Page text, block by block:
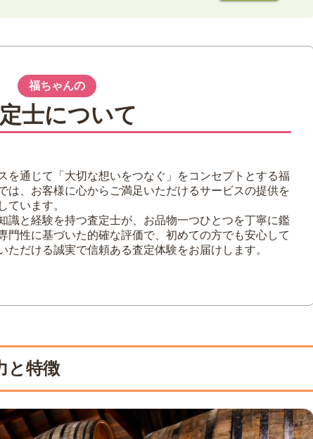
その価値
好家を惹きつける魅力
ナラの歩み
性豊かな香り
ズナラ熟成の技術
ー10選
ズナラ ウッド リザーブ
ナラ フィニッシュ
ズナラウイスキー
知っておきたいポイント
ミズナラウイスキーの条件
きボトルの保管状態
福ちゃんの
士について
を通じて「大切な想いをつなぐ」をコンセプトとする福
は、お客様に心からご満足いただけるサービスの提供を
ています。
識と経験を持つ査定士が、お品物一つひとつを丁寧に鑑
門性に基づいた的確な評価で、初めての方でも安心して
ただける誠実で信頼ある査定体験をお届けします。
と特徴